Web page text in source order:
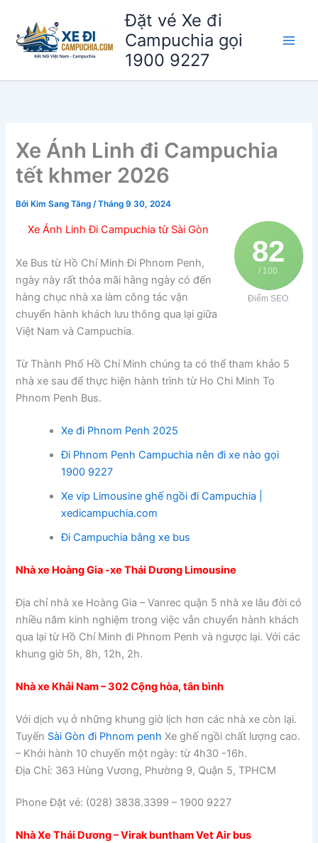
Đặt vé Xe đi
Campuchia gọi
1900 9227
Xe Ánh Linh đi Campuchia
tết khmer 2026
Bởi Kim Sang Tăng/Tháng 9 30, 2024
82
/ 100
Điểm SEO
Xe Ánh Linh Đi Campuchia từ Sài Gòn
Xe Bus từ Hồ Chí Minh Đi Phnom Penh,
ngày này rất thỏa mãi hằng ngày có đến
hàng chục nhà xa làm công tác vận
chuyển hành khách lưu thông qua lại giữa
Việt Nam và Campuchia.
Từ Thành Phố Hồ Chí Minh chúng ta có thể tham khảo 5
nhà xe sau để thực hiện hành trình từ Ho Chi Minh To
Phnom Penh Bus.
Xe đi Phnom Penh 2025
Đi Phnom Penh Campuchia nên đi xe nào gọi
1900 9227
Xe vip Limousine ghế ngồi đi Campuchia |
xedicampuchia.com
Đi Campuchia bằng xe bus
Nhà xe Hoàng Gia -xe Thái Dương Limousine
Địa chỉ nhà xe Hoàng Gia – Vanrec quận 5 nhà xe lâu đời có
nhiều năm kinh nghiệm trong việc vẫn chuyển hành khách
qua lại từ Hồ Chí Minh đi Phnom Penh và ngược lại. Với các
khung giờ 5h, 8h, 12h, 2h.
Nhà xe Khải Nam – 302 Cộng hòa, tân bình
Với dịch vụ ở những khung giờ lịch hơn các nhà xe còn lại.
Tuyến Sài Gòn đi Phnom penh Xe ghế ngồi chất lượng cao.
– Khởi hành 10 chuyến một ngày: từ 4h30 -16h.
Địa Chỉ: 363 Hùng Vương, Phường 9, Quận 5, TPHCM
Phone Đặt vé: (028) 3838.3399 – 1900 9227
Nhà Xe Thái Dương – Virak buntham Vet Air bus